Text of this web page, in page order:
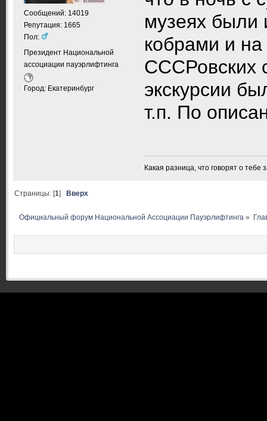
Сообщений: 14019
Репутация: 1665
Пол:
Президент Национальной
ассоциации пауэрлифтинга
Город: Екатеринбург
музеях были
кобрами и на
СССРовских
экскурсии
т.п. По
Какая разница, что говорят о
Страницы: [1] Вверх
Официальный форум Национальной Ассоциации Пауэрлифтинга »